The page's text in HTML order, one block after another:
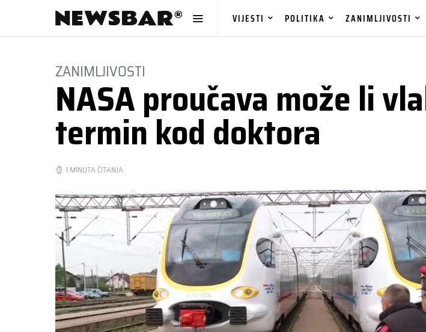
VIJESTI POLITIKA ZANIMLJIVOSTI
ZANIMLJIVOSTI
NASA proučava može li
termin kod doktora
1 MINUTA ČITANJA